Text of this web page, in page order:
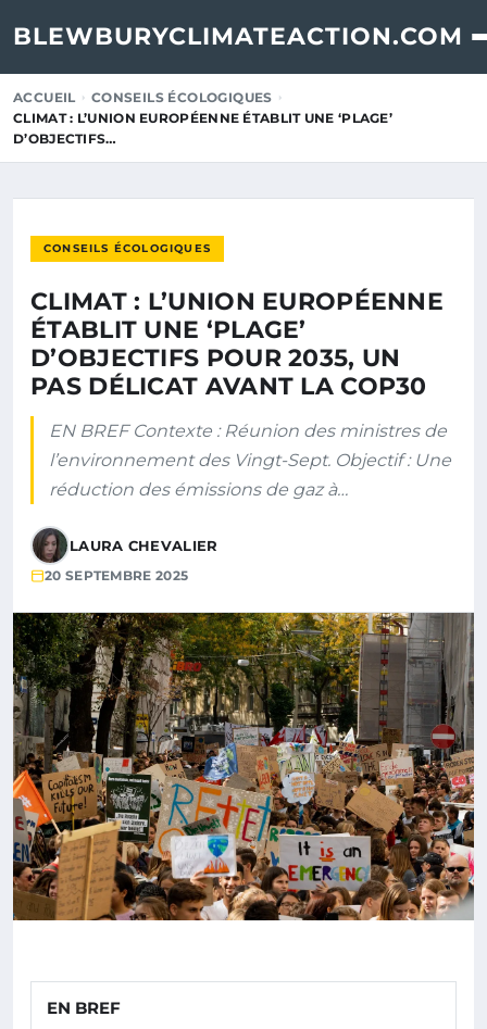
BLEWBURYCLIMATEACTION.COM
ACCUEIL
CONSEILS ÉCOLOGIQUES
CLIMAT : L’UNION EUROPÉENNE ÉTABLIT UNE ‘PLAGE’
D’OBJECTIFS…
CONSEILS ÉCOLOGIQUES
CLIMAT : L’UNION EUROPÉENNE
ÉTABLIT UNE ‘PLAGE’
D’OBJECTIFS POUR 2035, UN
PAS DÉLICAT AVANT LA COP30
EN BREF Contexte : Réunion des ministres de
l’environnement des Vingt-Sept. Objectif : Une
réduction des émissions de gaz à…
LAURA CHEVALIER
20 SEPTEMBRE 2025
EN BREF